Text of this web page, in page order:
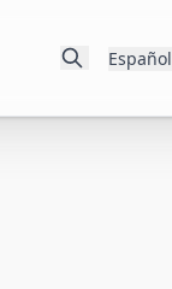
Español